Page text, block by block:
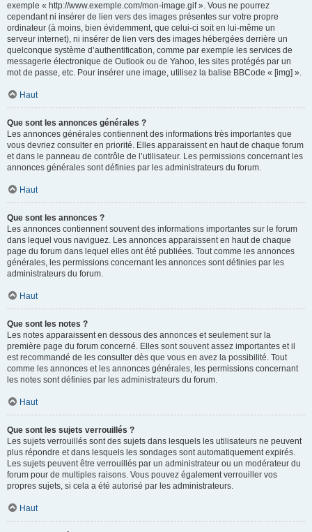
exemple « http://www.exemple.com/mon-image.gif ». Vous ne pourrez
cependant ni insérer de lien vers des images présentes sur votre propre
ordinateur (à moins, bien évidemment, que celui-ci soit en lui-même un
serveur internet), ni insérer de lien vers des images hébergées derrière un
quelconque système d’authentification, comme par exemple les services de
messagerie électronique de Outlook ou de Yahoo, les sites protégés par un
mot de passe, etc. Pour insérer une image, utilisez la balise BBCode « [img] ».
Haut
Que sont les annonces générales ?
Les annonces générales contiennent des informations très importantes que
vous devriez consulter en priorité. Elles apparaissent en haut de chaque forum
et dans le panneau de contrôle de l’utilisateur. Les permissions concernant les
annonces générales sont définies par les administrateurs du forum.
Haut
Que sont les annonces ?
Les annonces contiennent souvent des informations importantes sur le forum
dans lequel vous naviguez. Les annonces apparaissent en haut de chaque
page du forum dans lequel elles ont été publiées. Tout comme les annonces
générales, les permissions concernant les annonces sont définies par les
administrateurs du forum.
Haut
Que sont les notes ?
Les notes apparaissent en dessous des annonces et seulement sur la
première page du forum concerné. Elles sont souvent assez importantes et il
est recommandé de les consulter dès que vous en avez la possibilité. Tout
comme les annonces et les annonces générales, les permissions concernant
les notes sont définies par les administrateurs du forum.
Haut
Que sont les sujets verrouillés ?
Les sujets verrouillés sont des sujets dans lesquels les utilisateurs ne peuvent
plus répondre et dans lesquels les sondages sont automatiquement expirés.
Les sujets peuvent être verrouillés par un administrateur ou un modérateur du
forum pour de multiples raisons. Vous pouvez également verrouiller vos
propres sujets, si cela a été autorisé par les administrateurs.
Haut